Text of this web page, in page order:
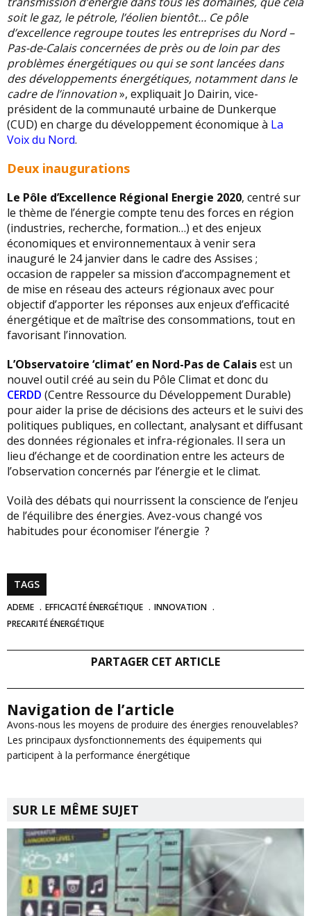
soit le gaz, le pétrole, l’éolien bientôt… Ce pôle
d’excellence regroupe toutes les entreprises du Nord –
Pas-de-Calais concernées de près ou de loin par des
problèmes énergétiques ou qui se sont lancées dans
des développements énergétiques, notamment dans le
cadre de l’innovation», expliquait Jo Dairin, vice-
président de la communauté urbaine de Dunkerque
(CUD) en charge du développement économique à La
Voix du Nord.
Deux inaugurations
Le Pôle d’Excellence Régional Energie 2020, centré sur
le thème de l’énergie compte tenu des forces en région
(industries, recherche, formation…) et des enjeux
économiques et environnementaux à venir sera
inauguré le 24 janvier dans le cadre des Assises ;
occasion de rappeler sa mission d’accompagnement et
de mise en réseau des acteurs régionaux avec pour
objectif d’apporter les réponses aux enjeux d’efficacité
énergétique et de maîtrise des consommations, tout en
favorisant l’innovation.
L’Observatoire ‘climat’ en Nord-Pas de Calaisest un
nouvel outil créé au sein du Pôle Climat et donc du
CERDD (Centre Ressource du Développement Durable)
pour aider la prise de décisions des acteurs et le suivi des
politiques publiques, en collectant, analysant et diffusant
des données régionales et infra-régionales. Il sera un
lieu d’échange et de coordination entre les acteurs de
l’observation concernés par l’énergie et le climat.
Voilà des débats qui nourrissent la conscience de l’enjeu
de l’équilibre des énergies. Avez-vous changé vos
habitudes pour économiser l’énergie ?
TAGS
ADEME EFFICACITÉ ÉNERGÉTIQUE
INNOVATION
PRECARITÉ ÉNERGÉTIQUE
PARTAGER CET ARTICLE
Navigation de l’article
Avons-nous les moyens de produire des énergies renouvelables?
Les principaux dysfonctionnements des équipements qui
participent à la performance énergétique
SUR LE MÊME SUJET